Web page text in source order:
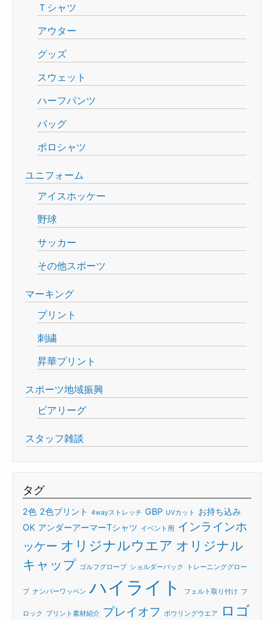
Ｔシャツ
アウター
グッズ
スウェット
ハーフパンツ
バッグ
ポロシャツ
ユニフォーム
アイスホッケー
野球
サッカー
その他スポーツ
マーキング
プリント
刺繍
昇華プリント
スポーツ地域振興
ビアリーグ
スタッフ雑談
タグ
2色 2色プリント 4wayストレッチ GBP UVカット
お持ち込み
OK アンダーアーマーTシャツ イベント用
インラインホ
ッケー オリジナルウエア オリジナル
キャップ ゴルフグローブ ショルダーバック トレーニンググロー
ブ ナンバーワッペン ハイライト フェルト取り付け フ
ロック プリント素材紹介 プレイオフ ボウリングウエア ロゴ